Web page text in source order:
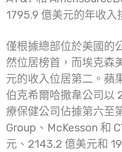
1795.9 億美元的年收入
僅根據總部位於美國的
然位居榜首，而埃克森
元的收入位居第二。蘋
伯克希爾哈撒韋公司以
療保健公司佔據第六至
Group、McKesson 和
元、2143.2 億美元和